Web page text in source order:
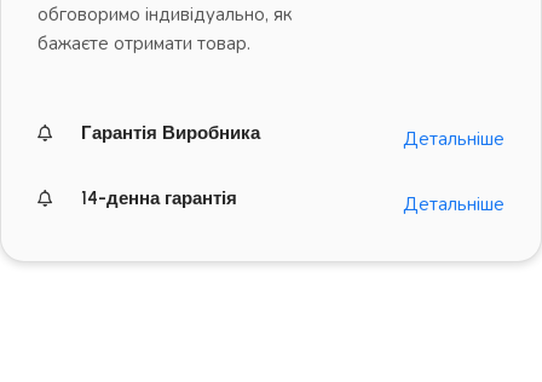
обговоримо індивідуально, як
бажаєте отримати товар.
Гарантія Виробника Детальніше
14-денна гарантія Детальніше